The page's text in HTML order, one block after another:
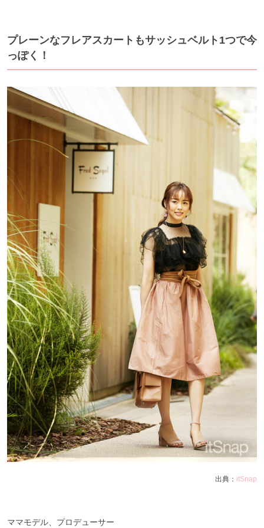
プレーンなフレアスカートもサッシュベルト1つで今
っぽく！
出典： itSnap
ママモデル、プロデューサー